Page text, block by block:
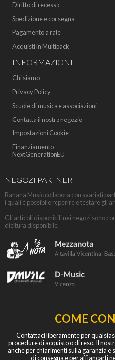
Diritto di recesso
Spedizione e consegna
Pagamento a rate
Acquisti in Multipack
INFORMAZIONI
Chi siamo
Privacy Policy
Scuole di musica e associazioni
Contatta il nostro negozio
Impostazioni Cookie
Finanziamento
NextGenerationEU
NEGOZI PARTNER
Banana Music collabora con svariati
i quali è possibile reperire e testare gli
Gli articoli disponibili nei negozi sono
dicitura disponibile.
COME
Contattaci liberamente per
procedure di acquisto o di reso. Il
anche per chiarimenti sulla garanzia
di consegna e per affiancarti